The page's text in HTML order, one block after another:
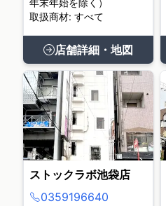
年末年始を除く）
取扱商材: すべて
店舗詳細・地図
ストックラボ池袋店
0359196640